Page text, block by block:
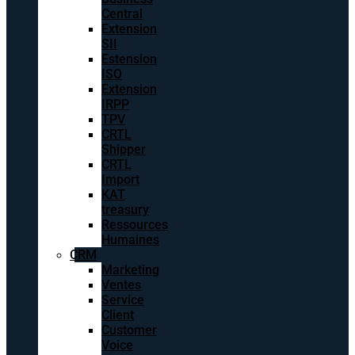
Central
Extension
SII
Estension
ISO
Extension
IRPP
TPV
CRTL
Shipper
CRTL
Import
KAT
treasury
Ressources
Humaines
CRM
Marketing
Ventes
Service
Client
Customer
Voice